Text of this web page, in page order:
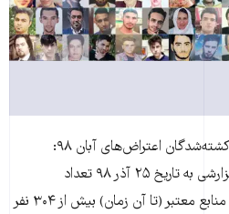
اعتراض‌های آبان ۹۸:
در گزارشی به تاریخ ۲۵ آذر ۹۸ تعداد
کشته‌شدگان آبان ماه را بر اساس منابع معتبر (تا آن زمان) بیش از ۳۰۴ نفر